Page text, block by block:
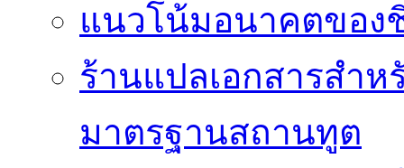
แนวโน้มอนาคตของ
ร้านแปลเอกสารสำ
มาตรฐานสถานทูต